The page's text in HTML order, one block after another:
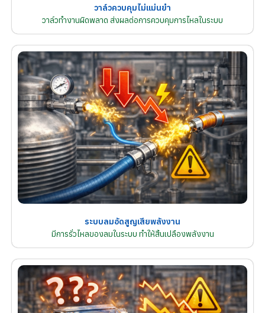
วาล์วควบคุมไม่แม่นยำ
วาล์วทำงานผิดพลาด ส่งผลต่อการควบคุมการไหลในระบบ
ระบบลมอัดสูญเสียพลังงาน
มีการรั่วไหลของลมในระบบ ทำให้สิ้นเปลืองพลังงาน